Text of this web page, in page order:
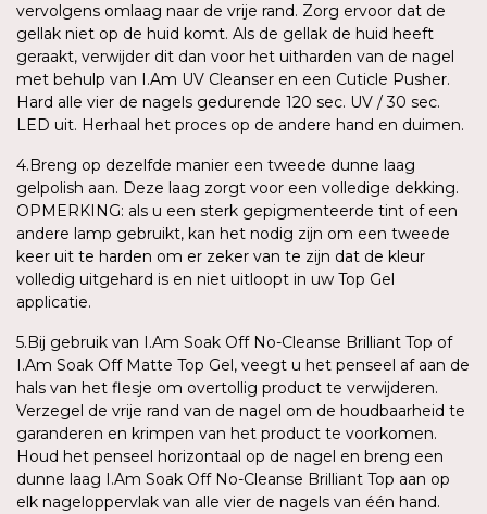
vervolgens omlaag naar de vrije rand. Zorg ervoor dat de
gellak niet op de huid komt. Als de gellak de huid heeft
geraakt, verwijder dit dan voor het uitharden van de nagel
met behulp van I.Am UV Cleanser en een Cuticle Pusher.
Hard alle vier de nagels gedurende 120 sec. UV / 30 sec.
LED uit. Herhaal het proces op de andere hand en duimen.
4.Breng op dezelfde manier een tweede dunne laag
gelpolish aan. Deze laag zorgt voor een volledige dekking.
OPMERKING: als u een sterk gepigmenteerde tint of een
andere lamp gebruikt, kan het nodig zijn om een tweede
keer uit te harden om er zeker van te zijn dat de kleur
volledig uitgehard is en niet uitloopt in uw Top Gel
applicatie.
5.Bij gebruik van I.Am Soak Off No-Cleanse Brilliant Top of
I.Am Soak Off Matte Top Gel, veegt u het penseel af aan de
hals van het flesje om overtollig product te verwijderen.
Verzegel de vrije rand van de nagel om de houdbaarheid te
garanderen en krimpen van het product te voorkomen.
Houd het penseel horizontaal op de nagel en breng een
dunne laag I.Am Soak Off No-Cleanse Brilliant Top aan op
elk nageloppervlak van alle vier de nagels van één hand.